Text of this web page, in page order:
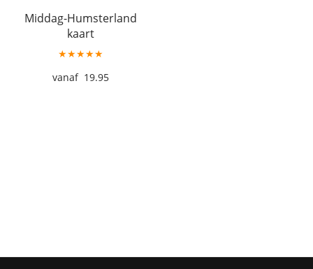
Middag-Humsterland
kaart
★★★★★
19.95